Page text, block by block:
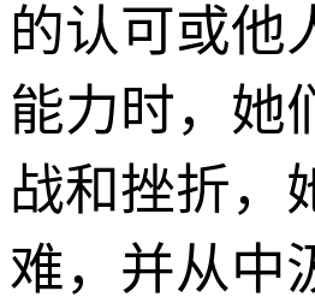
的认可或他
能力时，她
战和挫折，
难，并从中